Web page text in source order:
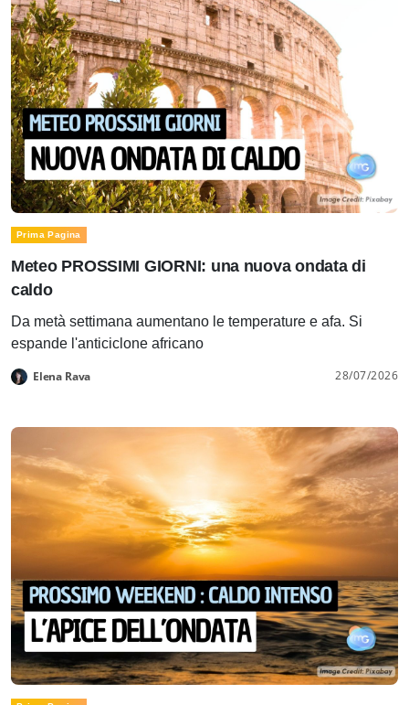
Prima Pagina
Meteo PROSSIMI GIORNI: una nuova ondata di
caldo
Da metà settimana aumentano le temperature e afa. Si
espande l'anticiclone africano
Elena Rava 28/07/2026